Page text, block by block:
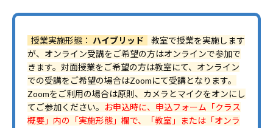
授業実施形態： ハイブリッド
教室で授業を実施します
が、オンライン受講をご希望の方はオンラインで参加で
きます。対面授業をご希望の方は教室にて、オンライン
での受講をご希望の場合はZoomにて受講となります。
Zoomをご利用の場合は原則、カメラとマイクをオンにし
てご参加ください。
お申込時に、申込フォーム「クラス
概要」内の「実施形態」欄で、「教室」または「オンラ